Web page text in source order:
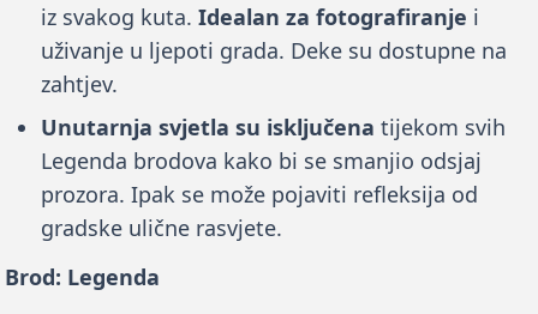
iz svakog kuta.Idealan za fotografiranje i
uživanje u ljepoti grada. Deke su dostupne na
zahtjev.
Unutarnja svjetla su isključena tijekom svih
Legenda brodova kako bi se smanjio odsjaj
prozora. Ipak se može pojaviti refleksija od
gradske ulične rasvjete.
Brod: Legenda